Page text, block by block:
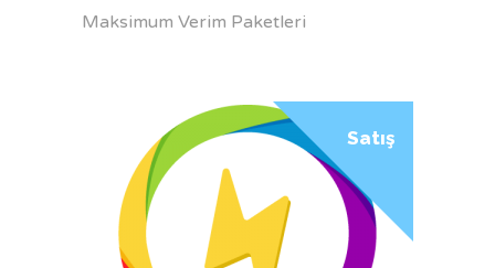
Maksimum Verim Paketleri
Satış